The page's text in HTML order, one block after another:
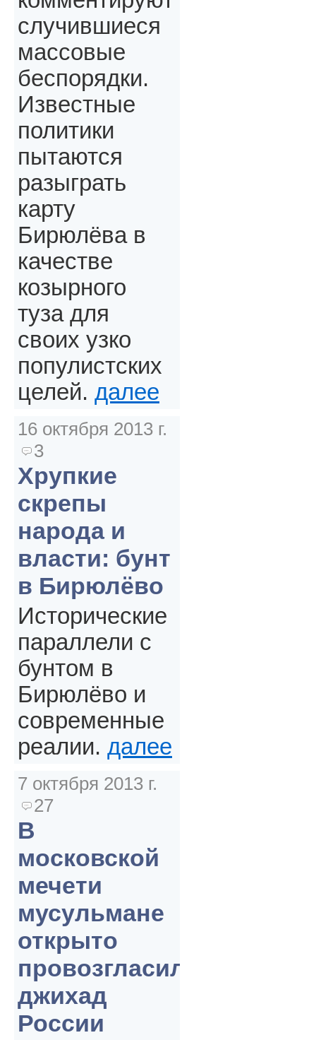
случившиеся
массовые
беспорядки.
Известные
политики
пытаются
разыграть
карту
Бирюлёва в
качестве
козырного
туза для
своих узко
популистских
целей. далее
16 октября 2013 г.
3
Хрупкие
скрепы
народа и
власти: бунт
в Бирюлёво
Исторические
параллели с
бунтом в
Бирюлёво и
современные
реалии. далее
7 октября 2013 г.
27
В
московской
мечети
мусульмане
открыто
провозгласили
джихад
России